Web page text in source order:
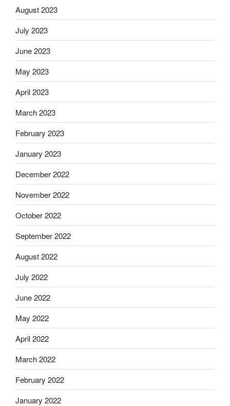
August 2023
July 2023
June 2023
May 2023
April 2023
March 2023
February 2023
January 2023
December 2022
November 2022
October 2022
September 2022
August 2022
July 2022
June 2022
May 2022
April 2022
March 2022
February 2022
January 2022